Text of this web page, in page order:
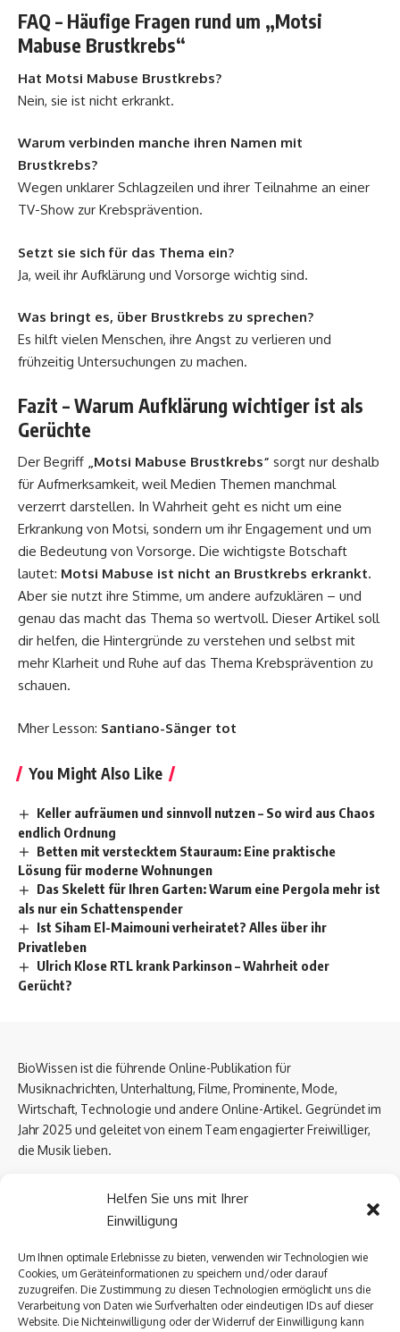
Helfen Sie uns mit Ihrer
Einwilligung
Um Ihnen optimale Erlebnisse zu bieten, verwenden wir Technologien wie
Cookies, um Geräteinformationen zu speichern und/oder darauf
zuzugreifen. Die Zustimmung zu diesen Technologien ermöglicht uns die
Verarbeitung von Daten wie Surfverhalten oder eindeutigen IDs auf dieser
Website. Die Nichteinwilligung oder der Widerruf der Einwilligung kann
FAQ – Häufige Fragen rund um „Motsi
Mabuse Brustkrebs“
Hat Motsi Mabuse Brustkrebs?
Nein, sie ist nicht erkrankt.
Warum verbinden manche ihren Namen mit
Brustkrebs?
Wegen unklarer Schlagzeilen und ihrer Teilnahme an einer
TV-Show zur Krebsprävention.
Setzt sie sich für das Thema ein?
Ja, weil ihr Aufklärung und Vorsorge wichtig sind.
Was bringt es, über Brustkrebs zu sprechen?
Es hilft vielen Menschen, ihre Angst zu verlieren und
frühzeitig Untersuchungen zu machen.
Fazit – Warum Aufklärung wichtiger ist als
Gerüchte
Der Begriff „Motsi Mabuse Brustkrebs“ sorgt nur deshalb
für Aufmerksamkeit, weil Medien Themen manchmal
verzerrt darstellen. In Wahrheit geht es nicht um eine
Erkrankung von Motsi, sondern um ihr Engagement und um
die Bedeutung von Vorsorge. Die wichtigste Botschaft
lautet: Motsi Mabuse ist nicht an Brustkrebs erkrankt.
Aber sie nutzt ihre Stimme, um andere aufzuklären – und
genau das macht das Thema so wertvoll. Dieser Artikel soll
dir helfen, die Hintergründe zu verstehen und selbst mit
mehr Klarheit und Ruhe auf das Thema Krebsprävention zu
schauen.
Mher Lesson: Santiano-Sänger tot
You Might Also Like
Keller aufräumen und sinnvoll nutzen – So wird aus Chaos
endlich Ordnung
Betten mit verstecktem Stauraum: Eine praktische
Lösung für moderne Wohnungen
Das Skelett für Ihren Garten: Warum eine Pergola mehr ist
als nur ein Schattenspender
Ist Siham El-Maimouni verheiratet? Alles über ihr
Privatleben
Ulrich Klose RTL krank Parkinson – Wahrheit oder
Gerücht?
BioWissen ist die führende Online-Publikation für
Musiknachrichten, Unterhaltung, Filme, Prominente, Mode,
Wirtschaft, Technologie und andere Online-Artikel. Gegründet im
Jahr 2025 und geleitet von einem Team engagierter Freiwilliger,
die Musik lieben.
Über uns
Datenschutzerklärung
Kontakt Uns